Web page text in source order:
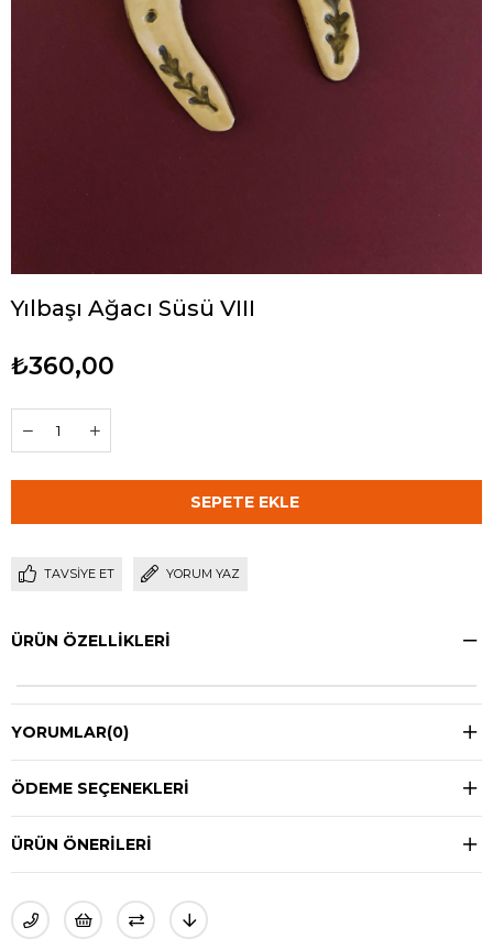
Yılbaşı Ağacı Süsü VIII
₺360,00
TAVSIYE ET YORUM YAZ
ÜRÜN ÖZELLIKLERI
YORUMLAR(0)
ÖDEME SEÇENEKLERI
ÜRÜN ÖNERILERI